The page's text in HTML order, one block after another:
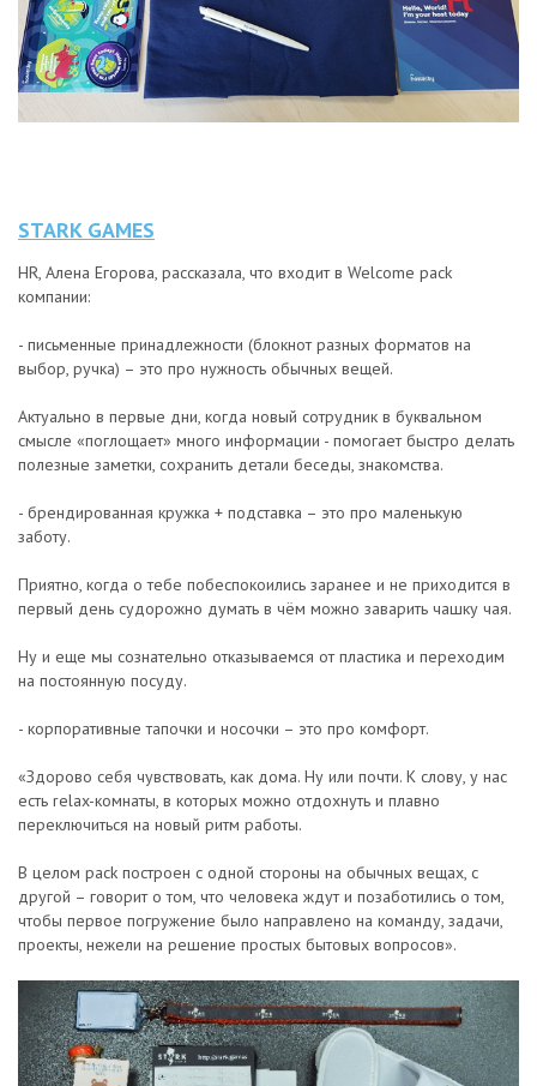
STARK GAMES
HR, Алена Егорова, рассказала, что входит в Welcome pack
компании:
- письменные принадлежности (блокнот разных форматов на
выбор, ручка) – это про нужность обычных вещей.
Актуально в первые дни, когда новый сотрудник в буквальном
смысле «поглощает» много информации - помогает быстро делать
полезные заметки, сохранить детали беседы, знакомства.
- брендированная кружка + подставка – это про маленькую
заботу.
Приятно, когда о тебе побеспокоились заранее и не приходится в
первый день судорожно думать в чём можно заварить чашку чая.
Ну и еще мы сознательно отказываемся от пластика и переходим
на постоянную посуду.
- корпоративные тапочки и носочки – это про комфорт.
«Здорово себя чувствовать, как дома. Ну или почти. К слову, у нас
есть relax-комнаты, в которых можно отдохнуть и плавно
переключиться на новый ритм работы.
В целом pack построен с одной стороны на обычных вещах, с
другой – говорит о том, что человека ждут и позаботились о том,
чтобы первое погружение было направлено на команду, задачи,
проекты, нежели на решение простых бытовых вопросов».